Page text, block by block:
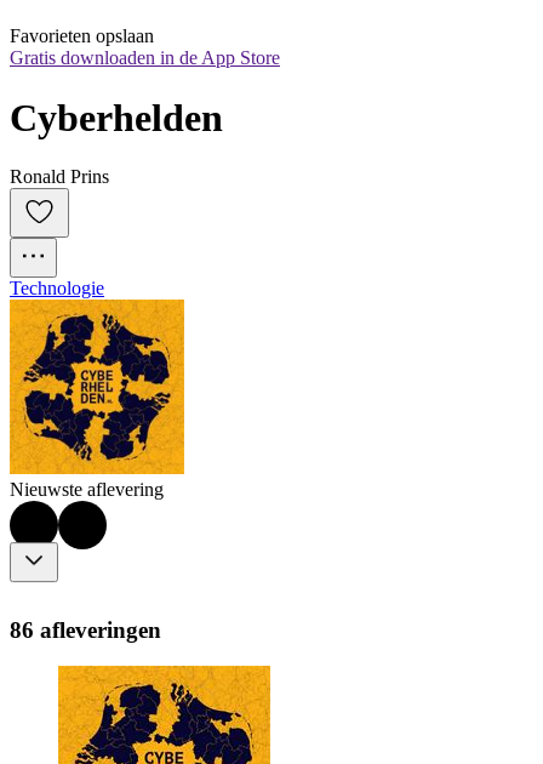
Favorieten opslaan
Gratis downloaden in de App Store
Cyberhelden
Ronald Prins
Technologie
Nieuwste aflevering
86 afleveringen